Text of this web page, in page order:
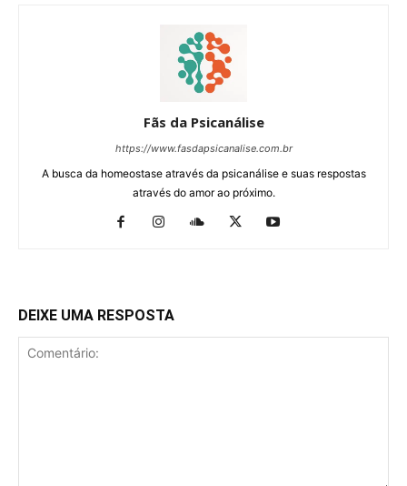
Fãs da Psicanálise
https://www.fasdapsicanalise.com.br
A busca da homeostase através da psicanálise e suas respostas
através do amor ao próximo.
DEIXE UMA RESPOSTA